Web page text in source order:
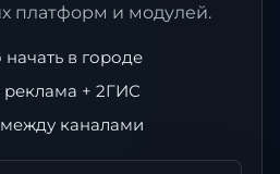
платформ и модулей.
в городе
реклама + 2ГИС
каналами